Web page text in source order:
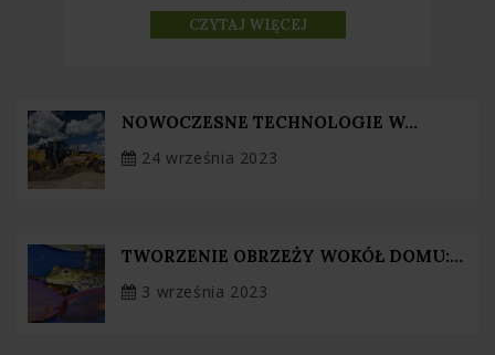
CZYTAJ WIĘCEJ
NOWOCZESNE TECHNOLOGIE W...
24 września 2023
TWORZENIE OBRZEŻY WOKÓŁ DOMU:...
3 września 2023